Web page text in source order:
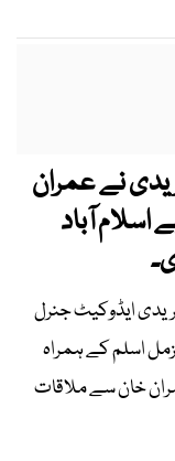
نے عمران
آباد
ایڈوکیٹ جنرل
اسلم کے ہمراہ
خان سے ملاقات